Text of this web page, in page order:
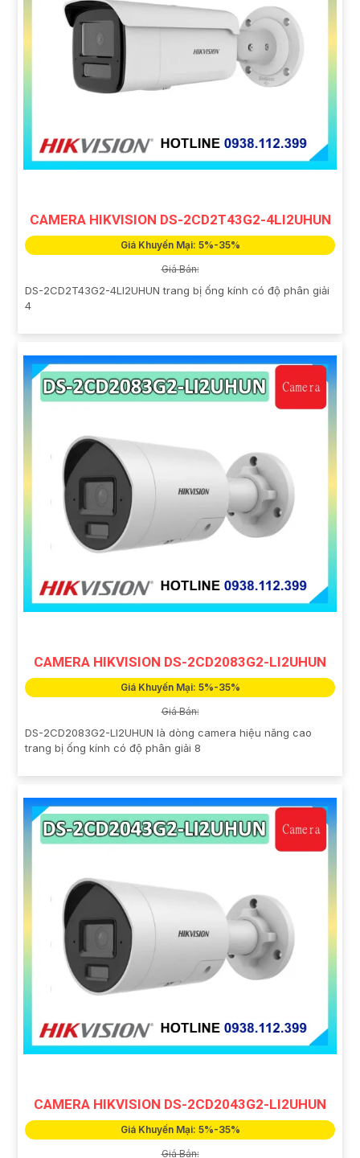
CAMERA HIKVISION DS-2CD2T43G2-4LI2UHUN
Giá Khuyến Mại: 5%-35%
Giá Bán:
DS-2CD2T43G2-4LI2UHUN trang bị ống kính có độ phân giải
4
CAMERA HIKVISION DS-2CD2083G2-LI2UHUN
Giá Khuyến Mại: 5%-35%
Giá Bán:
DS-2CD2083G2-LI2UHUN là dòng camera hiệu năng cao
trang bị ống kính có độ phân giải 8
CAMERA HIKVISION DS-2CD2043G2-LI2UHUN
Giá Khuyến Mại: 5%-35%
Giá Bán: